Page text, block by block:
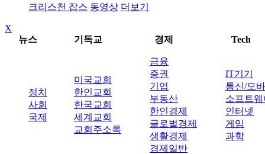
크리스천 잡스 동영상 더보기
X
뉴스
기독교 경제 Tech
정치
사회
국제
미국교회
한인교회
한국교회
세계교회
교회주소록
금융
증권
기업
부동산
한인경제
글로벌경제
생활경제
경제일반
IT기기
통신/모
소프트웨
인터넷
게임
과학